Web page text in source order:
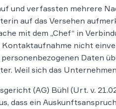
und verfassten mehrere
auf das Versehen
mit dem „Chef“ in
nicht
personenbezogenen Daten
Weil sich das
(AG) Bühl (Urt. v.
dass ein